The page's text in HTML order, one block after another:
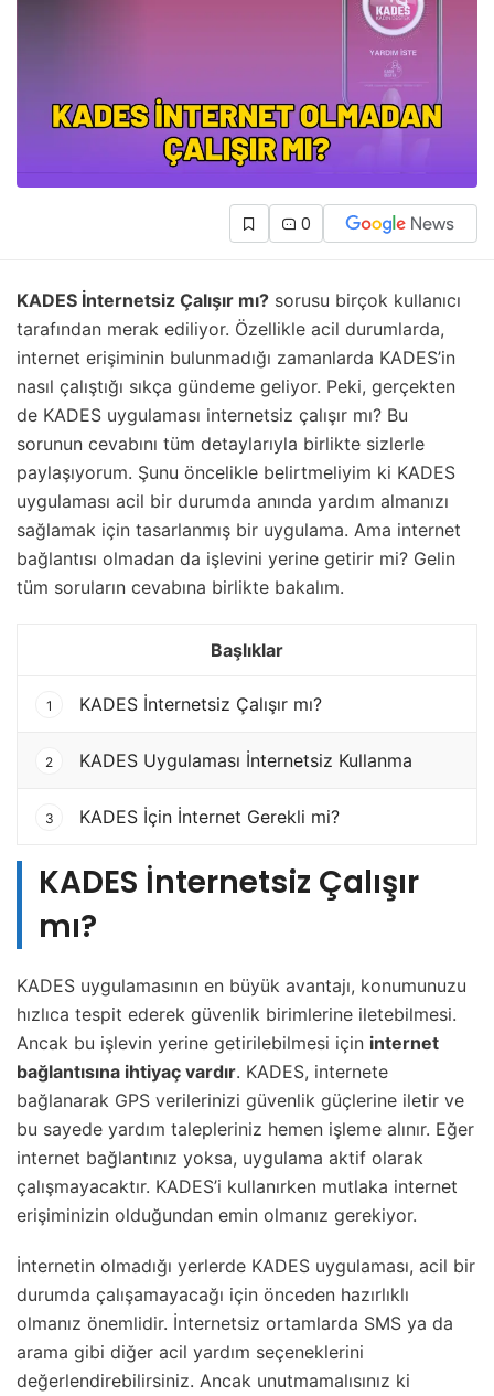
0
KADES İnternetsiz Çalışır mı? sorusu birçok kullanıcı
tarafından merak ediliyor. Özellikle acil durumlarda,
internet erişiminin bulunmadığı zamanlarda KADES’in
nasıl çalıştığı sıkça gündeme geliyor. Peki, gerçekten
de KADES uygulaması internetsiz çalışır mı? Bu
sorunun cevabını tüm detaylarıyla birlikte sizlerle
paylaşıyorum. Şunu öncelikle belirtmeliyim ki KADES
uygulaması acil bir durumda anında yardım almanızı
sağlamak için tasarlanmış bir uygulama. Ama internet
bağlantısı olmadan da işlevini yerine getirir mi? Gelin
tüm soruların cevabına birlikte bakalım.
Başlıklar
1 KADES İnternetsiz Çalışır mı?
2 KADES Uygulaması İnternetsiz Kullanma
3 KADES İçin İnternet Gerekli mi?
KADES İnternetsiz Çalışır
mı?
KADES uygulamasının en büyük avantajı, konumunuzu
hızlıca tespit ederek güvenlik birimlerine iletebilmesi.
Ancak bu işlevin yerine getirilebilmesi için internet
bağlantısına ihtiyaç vardır. KADES, internete
bağlanarak GPS verilerinizi güvenlik güçlerine iletir ve
bu sayede yardım talepleriniz hemen işleme alınır. Eğer
internet bağlantınız yoksa, uygulama aktif olarak
çalışmayacaktır. KADES’i kullanırken mutlaka internet
erişiminizin olduğundan emin olmanız gerekiyor.
İnternetin olmadığı yerlerde KADES uygulaması, acil bir
durumda çalışamayacağı için önceden hazırlıklı
olmanız önemlidir. İnternetsiz ortamlarda SMS ya da
arama gibi diğer acil yardım seçeneklerini
değerlendirebilirsiniz. Ancak unutmamalısınız ki